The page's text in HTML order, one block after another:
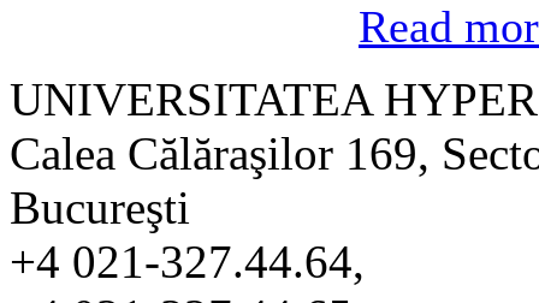
Read
UNIVERSITATEA
Calea Călăraşilor 169,
Bucureşti
+4 021-327.44.64,